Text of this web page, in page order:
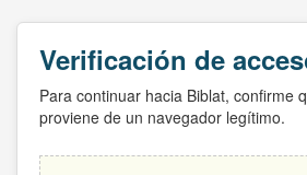
Verificación de
Para continuar hacia Biblat, confirme
proviene de un navegador legítimo.